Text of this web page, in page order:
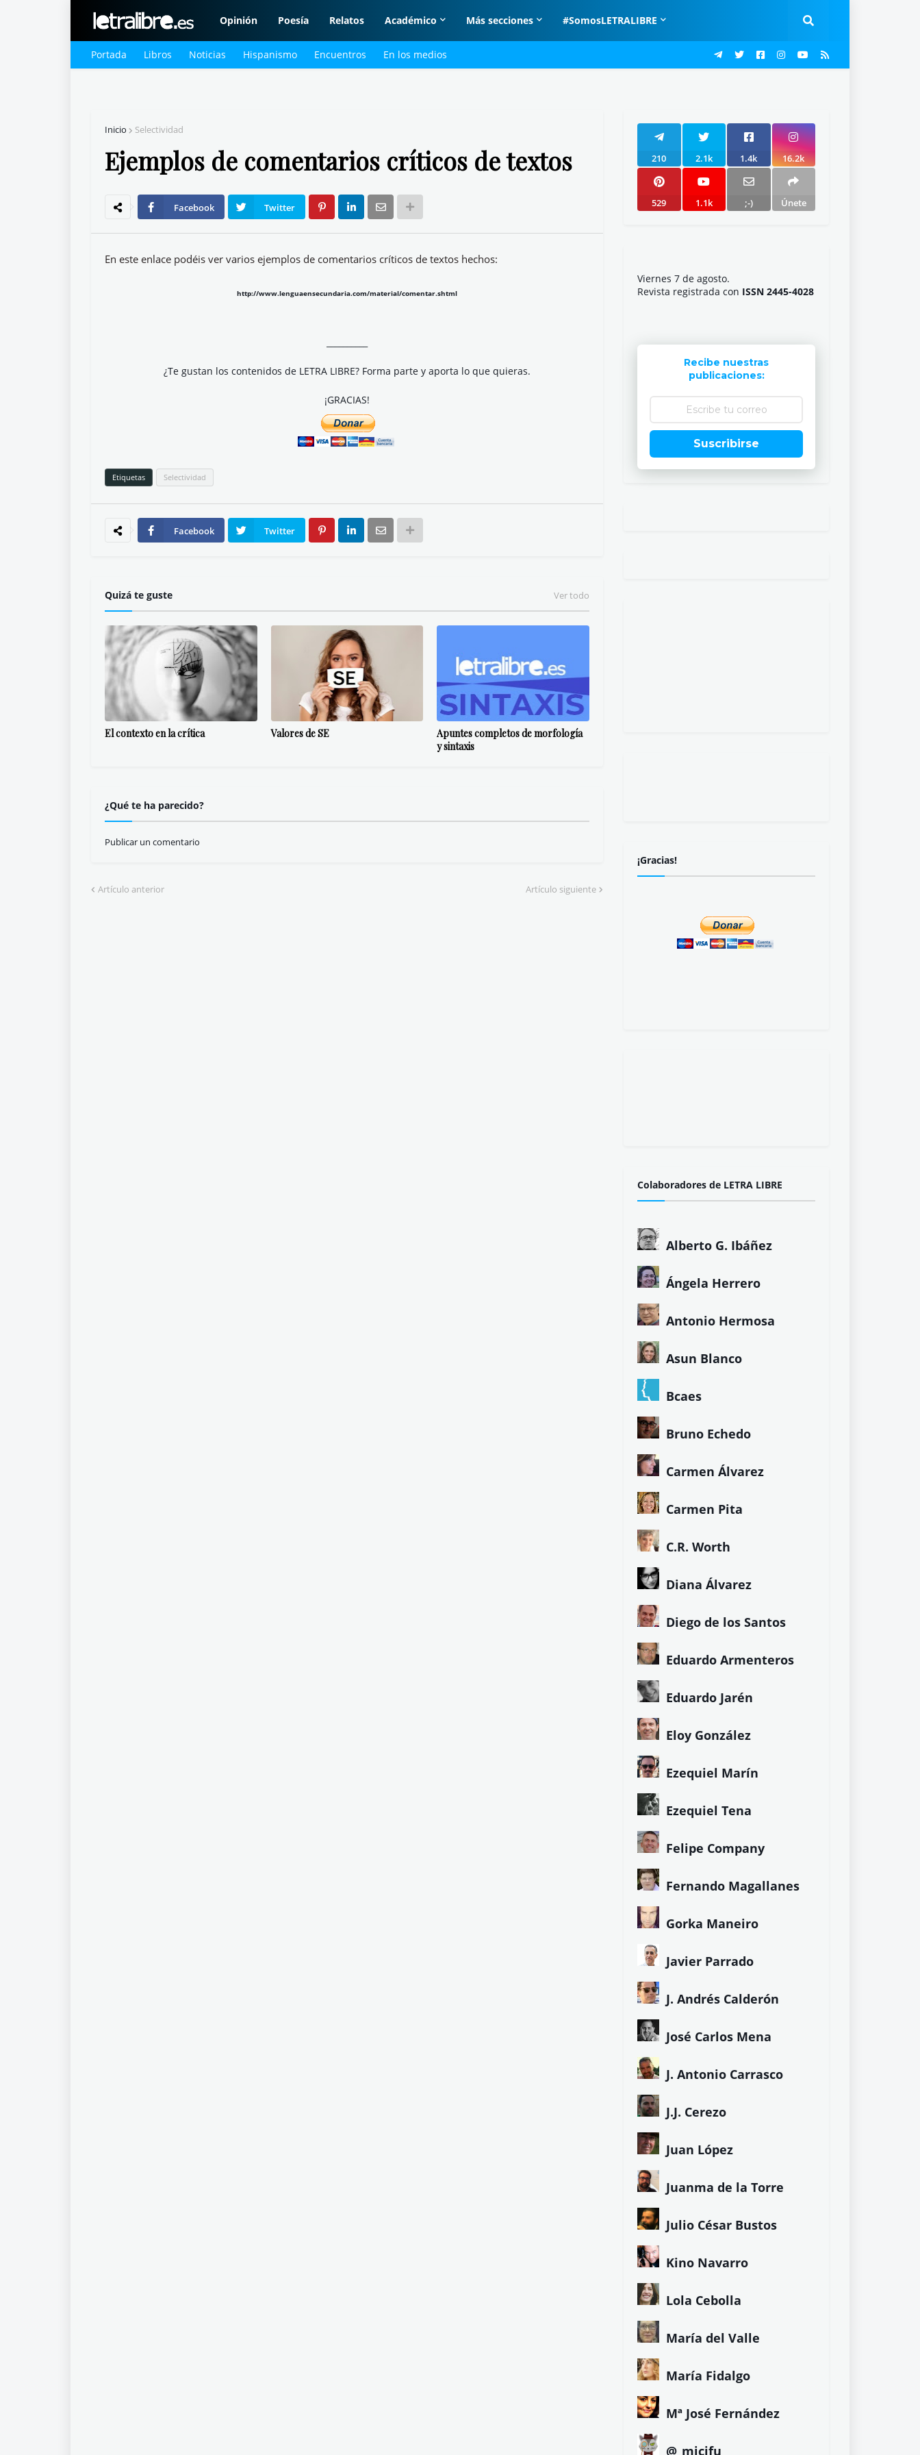
Opinión Poesía Relatos Académico Más secciones #SomosLETRALIBRE
Portada Libros Noticias Hispanismo Encuentros En los medios
Inicio Selectividad
Ejemplos de comentarios críticos de textos
Facebook Twitter
En este enlace podéis ver varios ejemplos de comentarios críticos de textos hechos:
http://www.lenguaensecundaria.com/material/comentar.shtml
¿Te gustan los contenidos de LETRA LIBRE? Forma parte y aporta lo que quieras.
¡GRACIAS!
Etiquetas Selectividad
Facebook Twitter
Quizá te guste Ver todo
El contexto en la crítica Valores de SE
Apuntes completos de morfología
y sintaxis
¿Qué te ha parecido?
Publicar un comentario
Artículo anterior Artículo siguiente
210 2.1k 1.4k 16.2k
529 1.1k ;-) Únete
Viernes 7 de agosto.
Revista registrada con ISSN 2445-4028
Recibe nuestras
publicaciones:
Suscribirse
¡Gracias!
Colaboradores de LETRA LIBRE
Alberto G. Ibáñez
Ángela Herrero
Antonio Hermosa
Asun Blanco
Bcaes
Bruno Echedo
Carmen Álvarez
Carmen Pita
C.R. Worth
Diana Álvarez
Diego de los Santos
Eduardo Armenteros
Eduardo Jarén
Eloy González
Ezequiel Marín
Ezequiel Tena
Felipe Company
Fernando Magallanes
Gorka Maneiro
Javier Parrado
J. Andrés Calderón
José Carlos Mena
J. Antonio Carrasco
J.J. Cerezo
Juan López
Juanma de la Torre
Julio César Bustos
Kino Navarro
Lola Cebolla
María del Valle
María Fidalgo
Mª José Fernández
@_micifu_